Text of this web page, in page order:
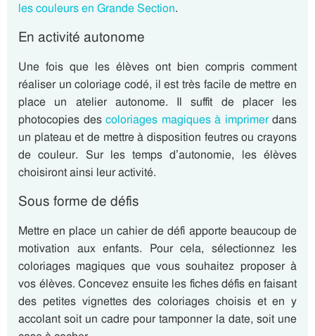
les couleurs en Grande Section.
En activité autonome
Une fois que les élèves ont bien compris comment
réaliser un coloriage codé, il est très facile de mettre en
place un atelier autonome. Il suffit de placer les
photocopies des coloriages magiques à imprimer dans
un plateau et de mettre à disposition feutres ou crayons
de couleur. Sur les temps d’autonomie, les élèves
choisiront ainsi leur activité.
Sous forme de défis
Mettre en place un cahier de défi apporte beaucoup de
motivation aux enfants. Pour cela, sélectionnez les
coloriages magiques que vous souhaitez proposer à
vos élèves. Concevez ensuite les fiches défis en faisant
des petites vignettes des coloriages choisis et en y
accolant soit un cadre pour tamponner la date, soit une